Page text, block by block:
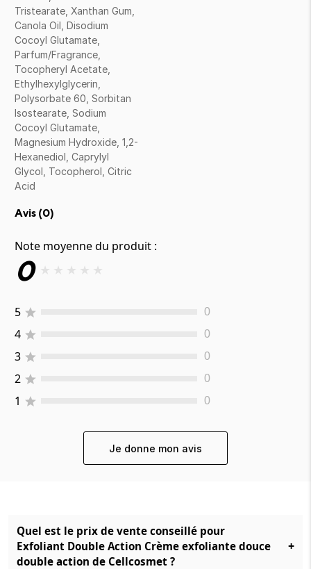
Tristearate, Xanthan Gum,
Canola Oil, Disodium
Cocoyl Glutamate,
Parfum/Fragrance,
Tocopheryl Acetate,
Ethylhexylglycerin,
Polysorbate 60, Sorbitan
Isostearate, Sodium
Cocoyl Glutamate,
Magnesium Hydroxide, 1,2-
Hexanediol, Caprylyl
Glycol, Tocopherol, Citric
Acid
Avis (0)
Note moyenne du produit :
0 ★ ★ ★ ★ ★
5 0
4 0
3 0
2 0
1 0
Je donne mon avis
Quel est le prix de vente conseillé pour
Exfoliant Double Action Crème exfoliante douce
double action de Cellcosmet ?
+